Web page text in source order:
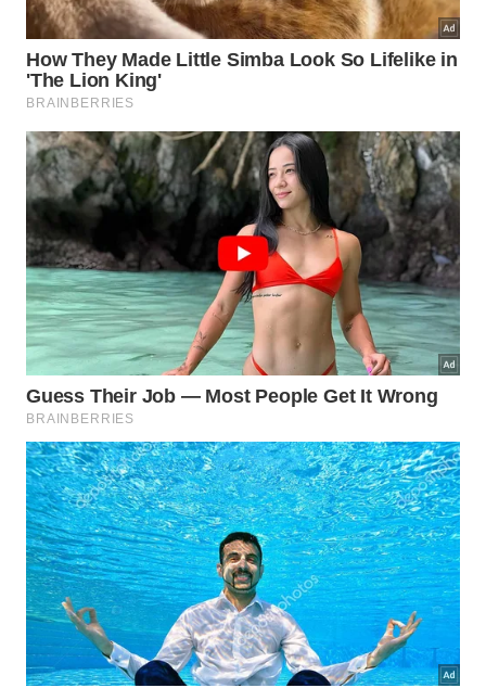
Estudos detalhados sobre as propriedades físicas
dos fluidos em laboratório.
Análise de estudos científicos anteriores sobre a
Mapeamento das falhas profundas que conectam
as fontes de compostos na região.
Quais são os próximos passos antes
da produção começar?
A petroleira ainda não divulgouestimativasoficiais
de volumes comerciais porque a primeira
perfuração representa apenas o passo inicial.